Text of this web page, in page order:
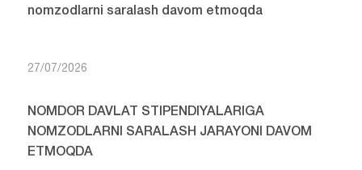
nomzodlarni saralash davom etmoqda
27/07/2026
NOMDOR DAVLAT STIPENDIYALARIGA
NOMZODLARNI SARALASH JARAYONI DAVOM
ETMOQDA